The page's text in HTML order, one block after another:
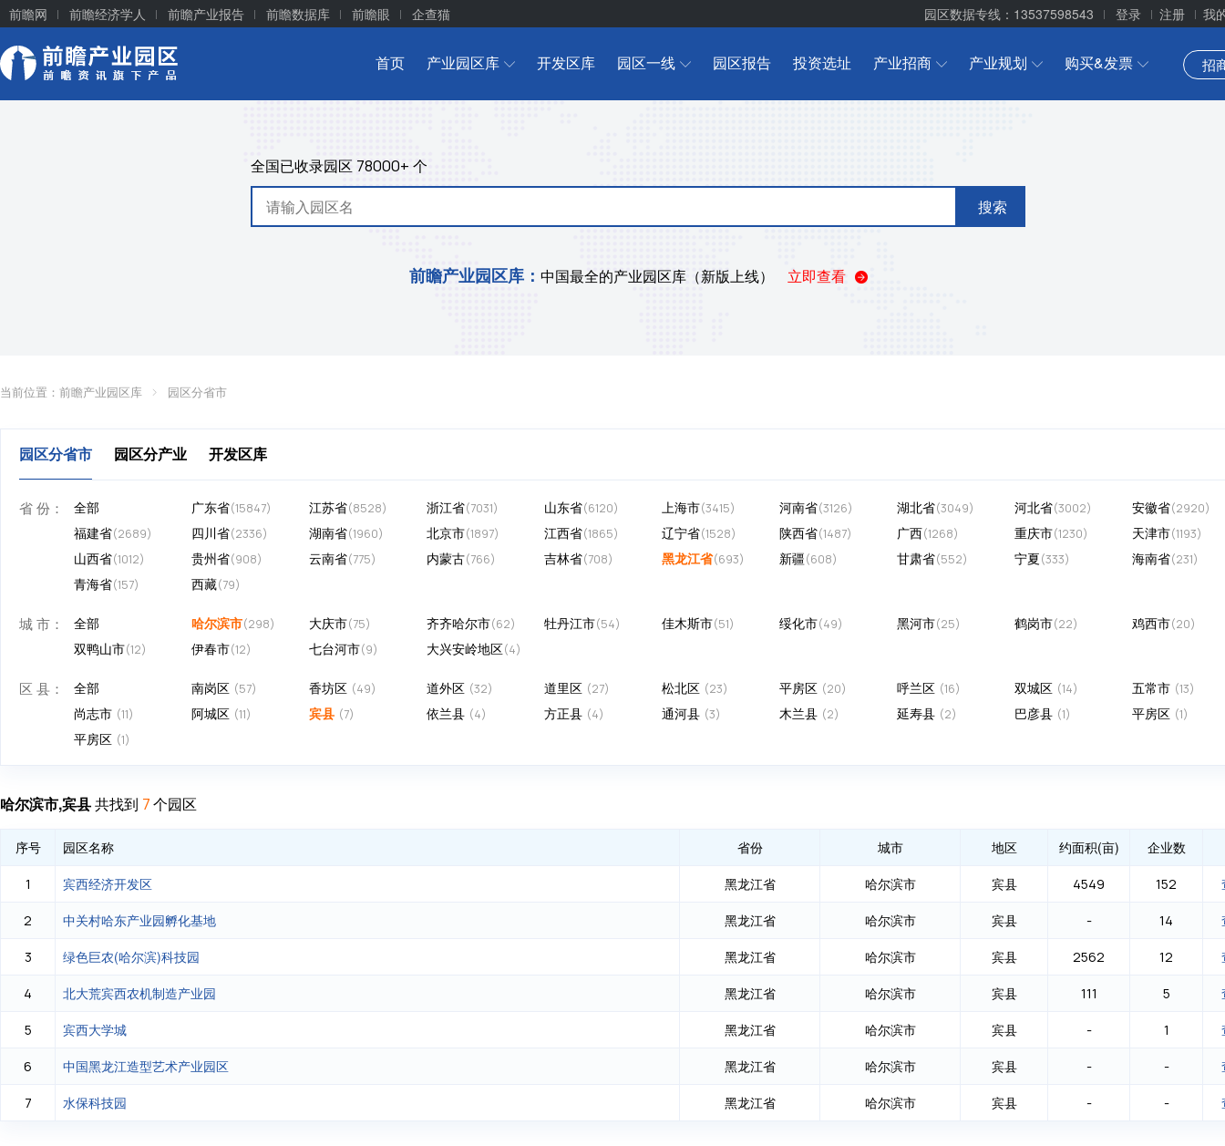
前瞻网 前瞻经济学人 前瞻产业报告 前瞻数据库 前瞻眼 企查猫 园区数据专线：13537598543 登录 注册 我
首页 产业园区库 开发区库 园区一线 园区报告 投资选址 产业招商 产业规划 购买&发票 招
全国已收录园区 78000+ 个
搜索
前瞻产业园区库： 中国最全的产业园区库（新版上线） 立即查看
当前位置： 前瞻产业园区库 园区分省市
园区分省市 园区分产业 开发区库
省 份： 全部 广东省(15847) 江苏省(8528) 浙江省(7031) 山东省(6120) 上海市(3415) 河南省(3126) 湖北省(3049) 河北省(3002) 安徽省(2920)
福建省(2689) 四川省(2336) 湖南省(1960) 北京市(1897) 江西省(1865) 辽宁省(1528) 陕西省(1487) 广西(1268) 重庆市(1230) 天津市(1193)
山西省(1012) 贵州省(908) 云南省(775) 内蒙古(766) 吉林省(708) 黑龙江省(693) 新疆(608) 甘肃省(552) 宁夏(333) 海南省(231)
青海省(157) 西藏(79)
城 市： 全部 哈尔滨市(298) 大庆市(75) 齐齐哈尔市(62) 牡丹江市(54) 佳木斯市(51) 绥化市(49) 黑河市(25) 鹤岗市(22) 鸡西市(20)
双鸭山市(12) 伊春市(12) 七台河市(9) 大兴安岭地区(4)
区 县： 全部 南岗区 (57) 香坊区 (49) 道外区 (32) 道里区 (27) 松北区 (23) 平房区 (20) 呼兰区 (16) 双城区 (14) 五常市 (13)
尚志市 (11) 阿城区 (11) 宾县 (7) 依兰县 (4) 方正县 (4) 通河县 (3) 木兰县 (2) 延寿县 (2) 巴彦县 (1) 平房区 (1)
平房区 (1)
哈尔滨市,宾县共找到 7个园区
序号 园区名称 省份 城市 地区 约面积(亩) 企业数
1 宾西经济开发区 黑龙江省 哈尔滨市 宾县 4549 152
2 中关村哈东产业园孵化基地 黑龙江省 哈尔滨市 宾县 - 14
3 绿色巨农(哈尔滨)科技园 黑龙江省 哈尔滨市 宾县 2562 12
4 北大荒宾西农机制造产业园 黑龙江省 哈尔滨市 宾县 111 5
5 宾西大学城 黑龙江省 哈尔滨市 宾县 - 1
6 中国黑龙江造型艺术产业园区 黑龙江省 哈尔滨市 宾县 - -
7 水保科技园 黑龙江省 哈尔滨市 宾县 - -